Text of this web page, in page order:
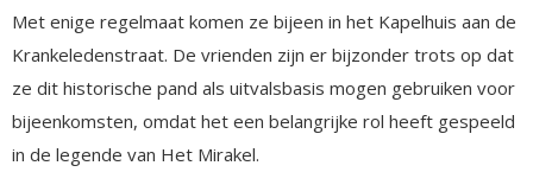
Met enige regelmaat komen ze bijeen in het Kapelhuis aan de
Krankeledenstraat. De vrienden zijn er bijzonder trots op dat
ze dit historische pand als uitvalsbasis mogen gebruiken voor
bijeenkomsten, omdat het een belangrijke rol heeft gespeeld
in de legende van Het Mirakel.